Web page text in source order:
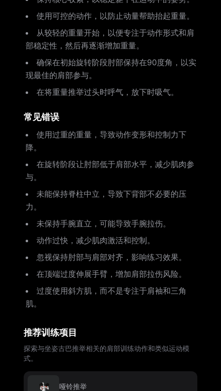
使用可控的动作，以防止动量帮助抬起重量。
从较轻的重量开始，以便专注于动作形式和肩
部稳定性，然后再逐渐增加重量。
确保在初始旋转阶段肘部保持在90度角，以实
现最佳的肩部参与。
在将重量推举过头时呼气，放下时吸气。
常见错误
使用过重的重量，导致动作变形和控制力下
降。
在旋转阶段让肘部低于肩部水平，减少肌肉参
与。
未能保持脊柱中立，导致下背部不必要的压
力。
未保持手腕直立，可能导致手腕拉伤。
动作过快，减少肌肉激活和控制。
忽视保持肘部与肩部对齐，影响练习效果。
在顶端过度伸展手臂，增加肩部拉伤风险。
过度使用斜方肌，而不是专注于肩袖和三角
肌。
推荐训练项目
探索与坐姿古巴推举相关的肩部训练动作和类似运动模
式。
哑铃推举